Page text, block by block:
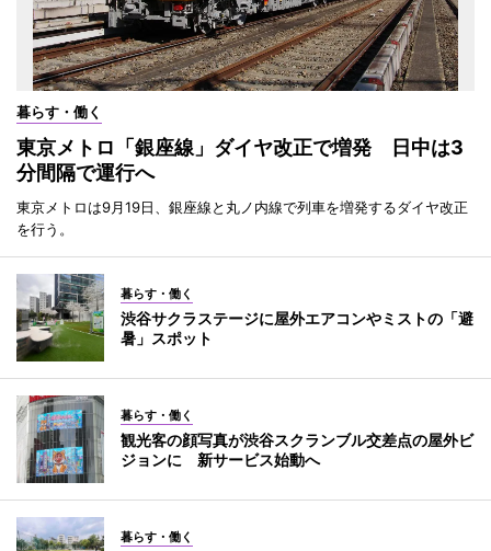
暮らす・働く
東京メトロ「銀座線」ダイヤ改正で増発 日中は3
分間隔で運行へ
東京メトロは9月19日、銀座線と丸ノ内線で列車を増発するダイヤ改正
を行う。
暮らす・働く
渋谷サクラステージに屋外エアコンやミストの「避
暑」スポット
暮らす・働く
観光客の顔写真が渋谷スクランブル交差点の屋外ビ
ジョンに 新サービス始動へ
暮らす・働く